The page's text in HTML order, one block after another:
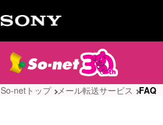
So-netトップ メール転送サービス FAQ